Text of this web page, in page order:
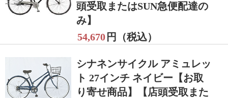
頭受取またはSUN急便配達の
み】
54,670 円（税込）
シナネンサイクル アミュレッ
ト 27インチ ネイビー【お取
り寄せ商品】【店頭受取また